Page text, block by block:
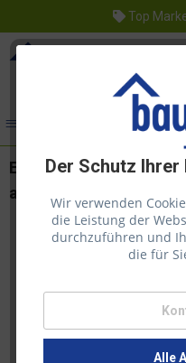
Top
Der Schutz
Wir verwenden
die Leistung der
durchzuführen und
die für
Alle
Echtholzfurnier mit
amerikanisch